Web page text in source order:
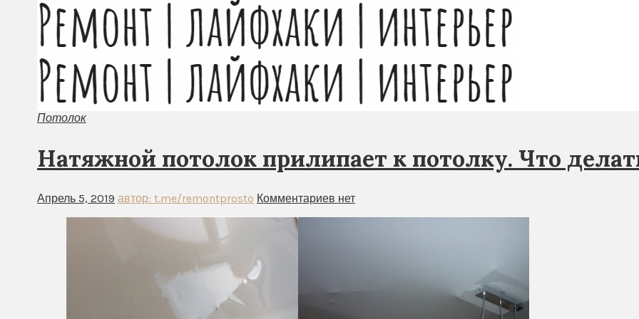
Потолок
Натяжной потолок прилипает к потолку. Что
Апрель 5, 2019 автор: t.me/remontprosto Комментариев нет